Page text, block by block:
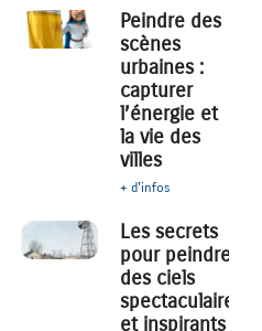
Peindre des
scènes
urbaines :
capturer
l’énergie et
la vie des
villes
+ d'infos
Les secrets
pour peindre
des ciels
spectaculaires
et inspirants